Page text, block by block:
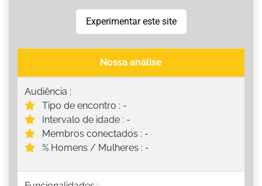
Experimentar este site
Nossa análise
Audiência :
Tipo de encontro : -
Intervalo de idade : -
Membros conectados : -
% Homens / Mulheres : -